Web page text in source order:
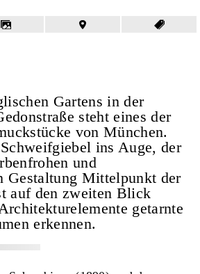
Gartens in der
steht eines der
von München.
ins Auge, der
und
Gestaltung Mittelpunkt der
auf den zweiten Blick
getarnte
erkennen.